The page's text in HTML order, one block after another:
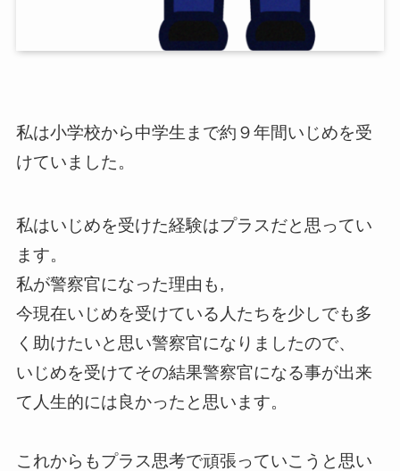
私は小学校から中学生まで約９年間いじめを受
けていました。
私はいじめを受けた経験はプラスだと思ってい
ます。
私が警察官になった理由も,
今現在いじめを受けている人たちを少しでも多
く助けたいと思い警察官になりましたので、
いじめを受けてその結果警察官になる事が出来
て人生的には良かったと思います。
これからもプラス思考で頑張っていこうと思い